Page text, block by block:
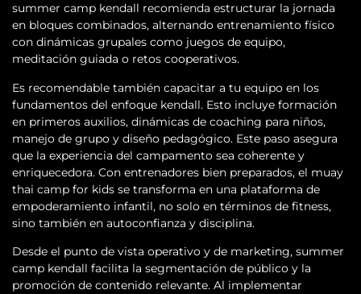
summer camp kendall recomienda estructurar la jornada
en bloques combinados, alternando entrenamiento físico
con dinámicas grupales como juegos de equipo,
meditación guiada o retos cooperativos.
Es recomendable también capacitar a tu equipo en los
fundamentos del enfoque kendall. Esto incluye formación
en primeros auxilios, dinámicas de coaching para niños,
manejo de grupo y diseño pedagógico. Este paso asegura
que la experiencia del campamento sea coherente y
enriquecedora. Con entrenadores bien preparados, el muay
thai camp for kids se transforma en una plataforma de
empoderamiento infantil, no solo en términos de fitness,
sino también en autoconfianza y disciplina.
Desde el punto de vista operativo y de marketing, summer
camp kendall facilita la segmentación de público y la
promoción de contenido relevante. Al implementar